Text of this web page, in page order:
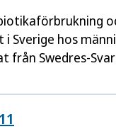
Sverige hos
från Swedres-